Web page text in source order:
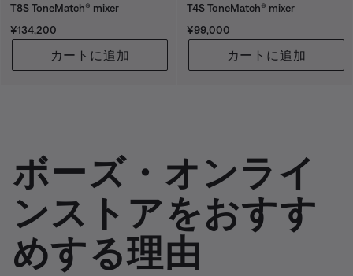
T8S ToneMatch® mixer
価格:
¥134,200
カートに追加
T4S ToneMatch® mixer
価格:
¥99,000
カートに追加
ボーズ・オンライ
ンストアをおすす
めする理由